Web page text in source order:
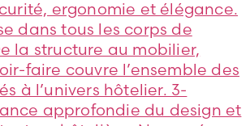
ergonomie et élégance.
dans tous les corps de
la structure au mobilier,
faire couvre l’ensemble des
à l’univers hôtelier. 3-
approfondie du design et